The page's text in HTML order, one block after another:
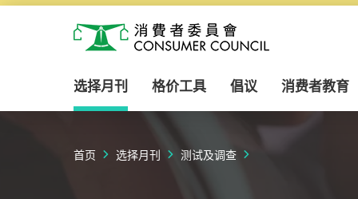
消费者委员会
选择月刊 格价工具 倡议 消费者教育
首页 选择月刊 测试及调查